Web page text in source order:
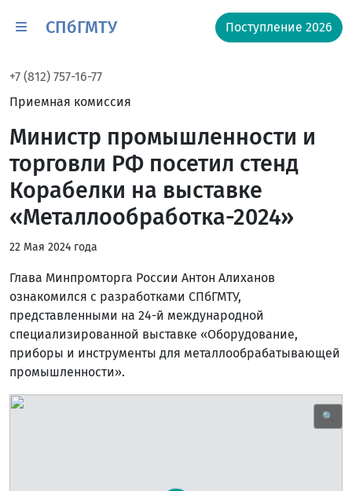
СПбГМТУ Поступление 2026
+7 (812) 757-16-77
Приемная комиссия
Министр промышленности и
торговли РФ посетил стенд
Корабелки на выставке
«Металлообработка-2024»
22 Мая 2024 года
Глава Минпромторга России Антон Алиханов
ознакомился с разработками СПбГМТУ,
представленными на 24-й международной
специализированной выставке «Оборудование,
приборы и инструменты для металлообрабатывающей
промышленности».
🔍